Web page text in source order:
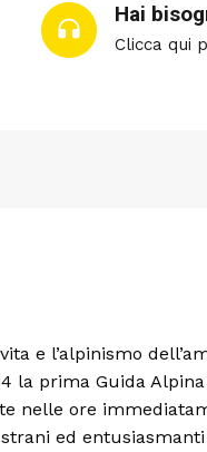
Hai
Clicca qui
e l’alpinismo
la prima Guida
nelle ore
ed entusiasmanti